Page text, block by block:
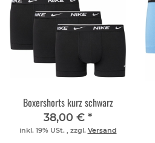
Boxershorts kurz schwarz
38,00 € *
inkl. 19% USt. , zzgl. Versand